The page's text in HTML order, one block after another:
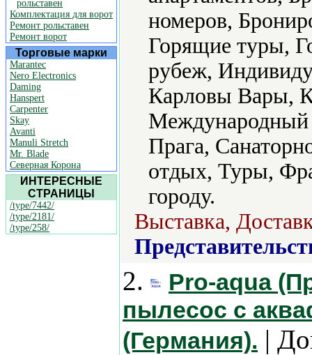
рольставен
Комплектация для ворот
Ремонт рольставен
Ремонт ворот
Торговые марки
Marantec
Nero Electronics
Daming
Hanspert
Carpenter
Skay
Avanti
Manuli Stretch
Mr. Blade
Северная Корона
ИНТЕРЕСНЫЕ
СТРАНИЦЫ
/type/7442/
/type/2181/
/type/258/
номеров,
Горящие туры,
рубеж,
Карловы Вары,
Международный
Прага,
отдых, Туры,
городу.
Выставка,
2.
Pro-aqua
пылесос с
(Германия). |